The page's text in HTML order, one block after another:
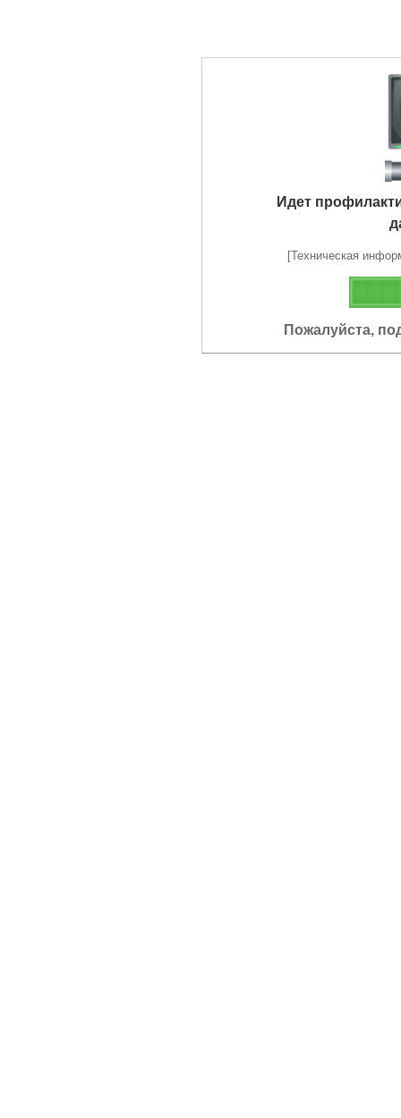
Идет
[Техническая
Пожалуйста,